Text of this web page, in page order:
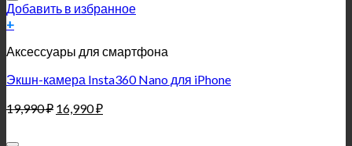
Добавить в избранное
+
Аксессуары для смартфона
Экшн-камера Insta360 Nano для iPhone
19,990₽ 16,990₽